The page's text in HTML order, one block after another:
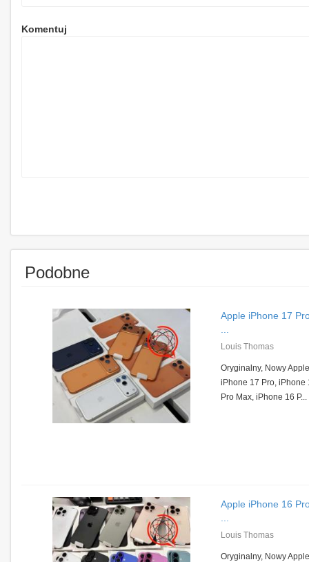
Komentuj
Podobne
Apple iPhone 17
Louis Thomas
Oryginalny, Nowy
iPhone 17 Pro, iPhone
Pro Max, iPhone 16 P...
Apple iPhone 16
Louis Thomas
Oryginalny, Nowy